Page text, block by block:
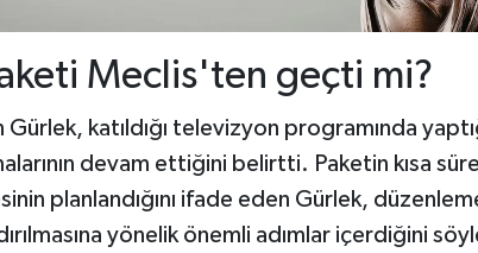
Meclis'ten geçti mi?
Gürlek, katıldığı televizyon programında
devam ettiğini belirtti. Paketin kısa
planlandığını ifade eden Gürlek,
yönelik önemli adımlar içerdiğini